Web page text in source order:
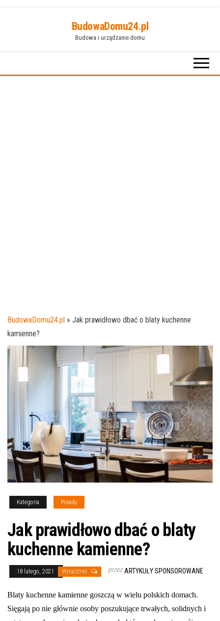
BudowaDomu24.pl
Budowa i urządzanie domu
BudowaDomu24.pl » Jak prawidłowo dbać o blaty kuchenne
kamienne?
Kategoria Porady
Jak prawidłowo dbać o blaty
kuchenne kamienne?
18 lutego, 2021 Wyłączono przez ARTYKUŁY SPONSOROWANE
Blaty kuchenne kamienne goszczą w wielu polskich domach.
Sięgają po nie głównie osoby poszukujące trwałych, solidnych i